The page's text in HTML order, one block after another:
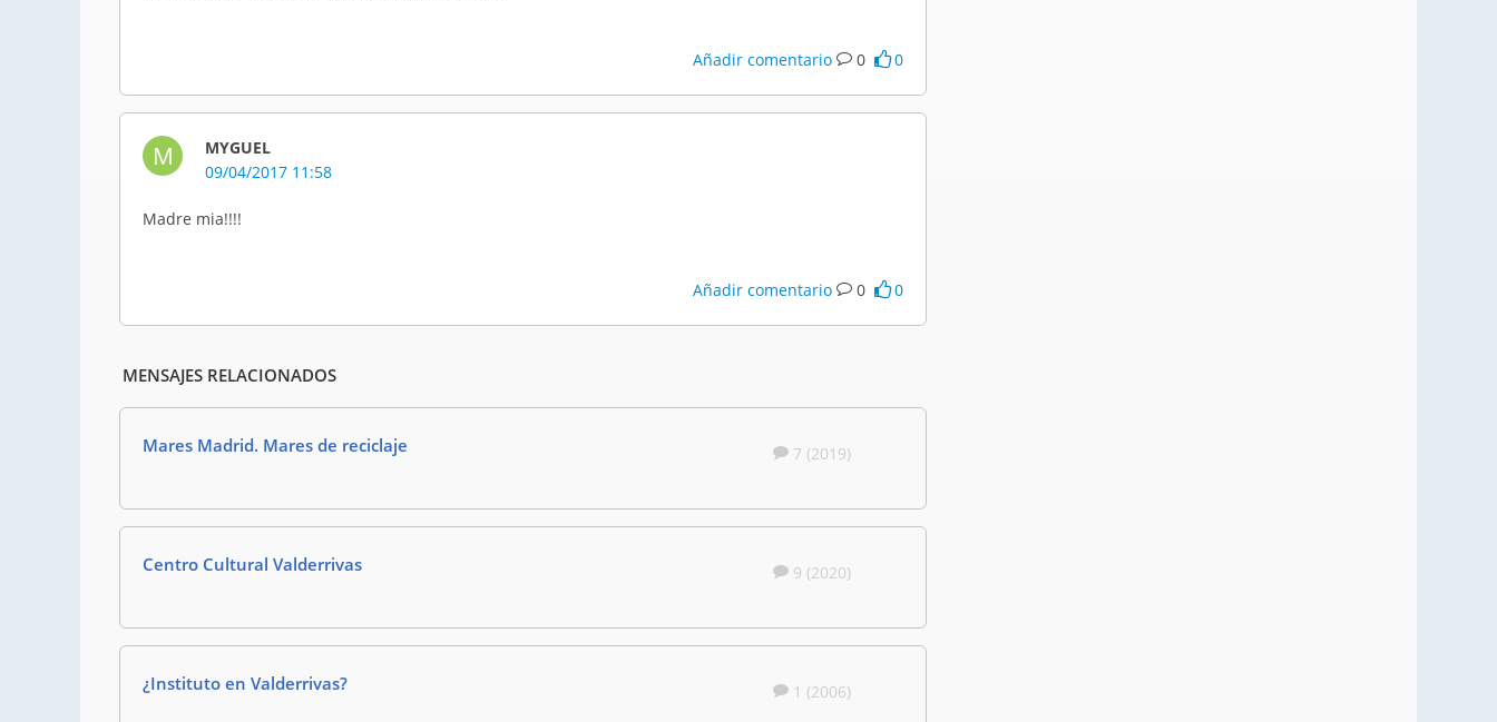
Añadir comentario 0 0
M
MYGUEL
09/04/2017 11:58
Madre mia!!!!
Añadir comentario 0 0
MENSAJES RELACIONADOS
Mares Madrid. Mares de reciclaje 7 (2019)
Centro Cultural Valderrivas 9 (2020)
¿Instituto en Valderrivas? 1 (2006)